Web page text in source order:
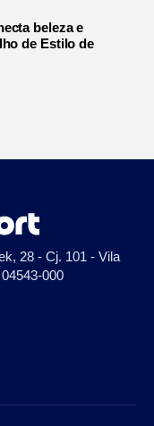
beleza e
de Estilo de
28 - Cj. 101 - Vila
000